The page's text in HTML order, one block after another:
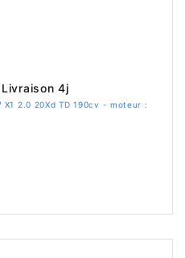
Livraison 4j
2.0 20Xd TD 190cv - moteur :